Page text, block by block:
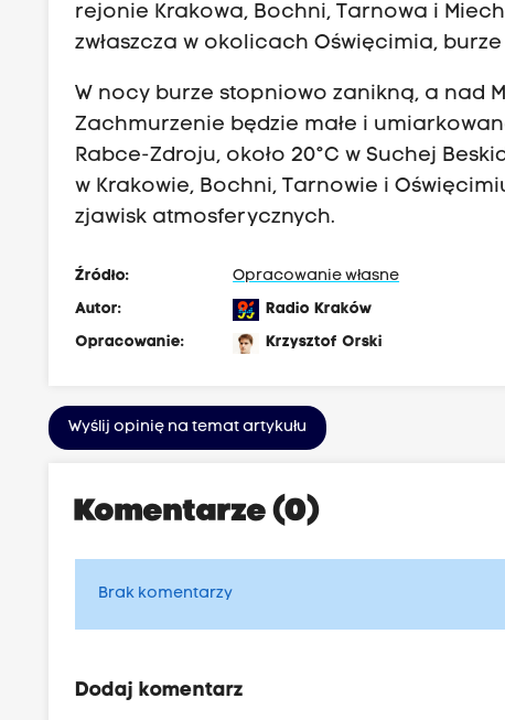
rejonie Krakowa, Bochni, Tarnowa i
zwłaszcza w okolicach Oświęcimia,
W nocy burze stopniowo zanikną, a nad
Zachmurzenie będzie małe i
Rabce-Zdroju, około 20°C w Suchej
w Krakowie, Bochni, Tarnowie i
zjawisk atmosferycznych.
Źródło:
Opracowanie własne
Autor:
Radio Kraków
Opracowanie:
Krzysztof Orski
Wyślij opinię na temat artykułu
Komentarze (0)
Brak komentarzy
Dodaj komentarz